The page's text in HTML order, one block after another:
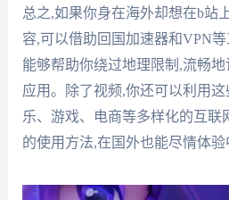
总之,如果你身在海外却想在b站
容,可以借助回国加速器和VPN
能够帮助你绕过地理限制,流畅
应用。除了视频,你还可以利用
乐、游戏、电商等多样化的互联
的使用方法,在国外也能尽情体验